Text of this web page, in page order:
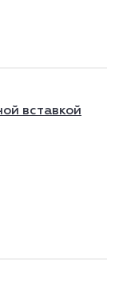
вставкой